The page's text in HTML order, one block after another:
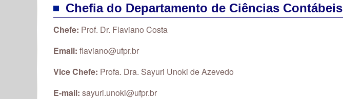
Chefia do Departamento de Ciências Contábeis
Chefe: Prof. Dr. Flaviano Costa
Email: flaviano@ufpr.br
Vice Chefe: Profa. Dra. Sayuri Unoki de Azevedo
E-mail: sayuri.unoki@ufpr.br